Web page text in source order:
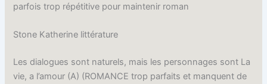
parfois trop répétitive pour maintenir roman
Stone Katherine littérature
Les dialogues sont naturels, mais les personnages sont La
vie, a l’amour (A) (ROMANCE trop parfaits et manquent de